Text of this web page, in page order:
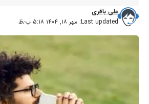
Last updated: مهر ۱۸, ۱۴۰۴ ۵:۱۸ ب٫ظ
علی باقری